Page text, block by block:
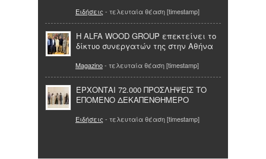
Ειδήσεις - τελευταία θέαση [timestamp]
Η ALFA WOOD GROUP επεκτείνει το
δίκτυο συνεργατών της στην Αθήνα
Magazino- τελευταία θέαση [timestamp]
ΈΡΧΟΝΤΑΙ 72.000 ΠΡΟΣΛΗΨΕΙΣ ΤΟ
ΕΠΟΜΕΝΟ ΔΕΚΑΠΕΝΘΗΜΕΡΟ
Ειδήσεις - τελευταία θέαση [timestamp]